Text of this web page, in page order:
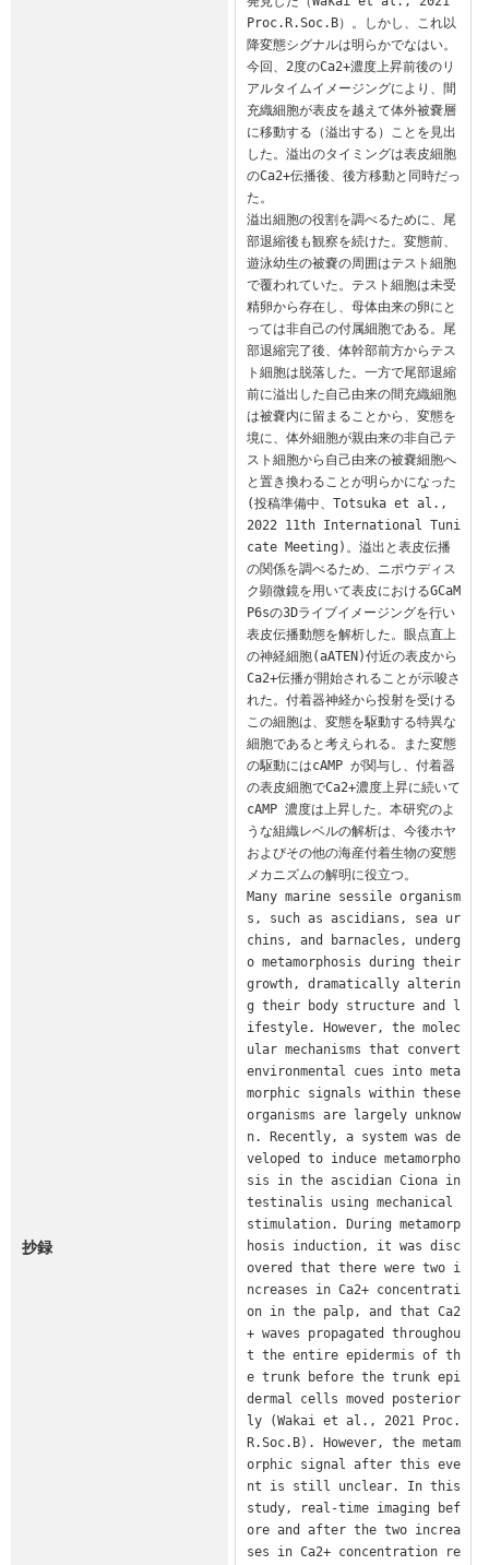
抄録
Proc.R.Soc.B）。しかし、これ以
降変態シグナルは明らかでなはい。
今回、2度のCa2+濃度上昇前後のリ
アルタイムイメージングにより、間
充織細胞が表皮を越えて体外被嚢層
に移動する（溢出する）ことを見出
した。溢出のタイミングは表皮細胞
のCa2+伝播後、後方移動と同時だっ
た。
溢出細胞の役割を調べるために、尾
部退縮後も観察を続けた。変態前、
遊泳幼生の被嚢の周囲はテスト細胞
で覆われていた。テスト細胞は未受
精卵から存在し、母体由来の卵にと
っては非自己の付属細胞である。尾
部退縮完了後、体幹部前方からテス
ト細胞は脱落した。一方で尾部退縮
前に溢出した自己由来の間充織細胞
は被嚢内に留まることから、変態を
境に、体外細胞が親由来の非自己テ
スト細胞から自己由来の被嚢細胞へ
と置き換わることが明らかになった
(投稿準備中、Totsuka et al.,
2022 11th International Tuni
cate Meeting)。溢出と表皮伝播
の関係を調べるため、ニポウディス
ク顕微鏡を用いて表皮におけるGCaM
P6sの3Dライブイメージングを行い
表皮伝播動態を解析した。眼点直上
の神経細胞(aATEN)付近の表皮から
Ca2+伝播が開始されることが示唆さ
れた。付着器神経から投射を受ける
この細胞は、変態を駆動する特異な
細胞であると考えられる。また変態
の駆動にはcAMP が関与し、付着器
の表皮細胞でCa2+濃度上昇に続いて
cAMP 濃度は上昇した。本研究のよ
うな組織レベルの解析は、今後ホヤ
およびその他の海産付着生物の変態
メカニズムの解明に役立つ。
Many marine sessile organism
s, such as ascidians, sea ur
chins, and barnacles, underg
o metamorphosis during their
growth, dramatically alterin
g their body structure and l
ifestyle. However, the molec
ular mechanisms that convert
environmental cues into meta
morphic signals within these
organisms are largely unknow
n. Recently, a system was de
veloped to induce metamorpho
sis in the ascidian Ciona in
testinalis using mechanical
stimulation. During metamorp
hosis induction, it was disc
overed that there were two i
ncreases in Ca2+ concentrati
on in the palp, and that Ca2
+ waves propagated throughou
t the entire epidermis of th
e trunk before the trunk epi
dermal cells moved posterior
ly (Wakai et al., 2021 Proc.
R.Soc.B). However, the metam
orphic signal after this eve
nt is still unclear. In this
study, real-time imaging bef
ore and after the two increa
ses in Ca2+ concentration re